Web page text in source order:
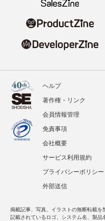
ヘルプ
著作権・リンク
会員情報管理
免責事項
会社概要
サービス利用規約
プライバシーポリシー
外部送信
掲載記事、写真、イラストの無断転載を
記載されているロゴ、システム名、製